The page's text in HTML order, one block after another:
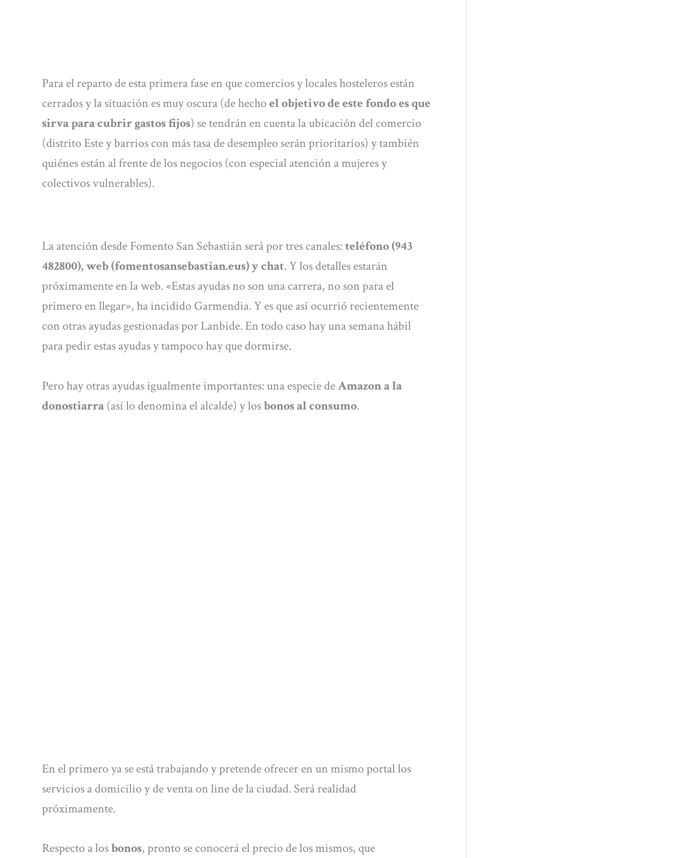
Para el reparto de esta primera fase en que comercios y locales hosteleros están
cerrados y la situación es muy oscura (de hechoel objetivo de este fondo es que
sirva para cubrir gastos fijos) se tendrán en cuenta la ubicación del comercio
(distrito Este y barrios con más tasa de desempleo serán prioritarios) y también
quiénes están al frente de los negocios (con especial atención a mujeres y
colectivos vulnerables).
La atención desde Fomento San Sebastián será por tres canales:teléfono (943
482800), web (fomentosansebastian.eus) y chat. Y los detalles estarán
próximamente en la web. «Estas ayudas no son una carrera, no son para el
primero en llegar», ha incidido Garmendia. Y es que así ocurrió recientemente
con otras ayudas gestionadas por Lanbide. En todo caso hay una semana hábil
para pedir estas ayudas y tampoco hay que dormirse.
Pero hay otras ayudas igualmente importantes: una especie deAmazon a la
donostiarra(así lo denomina el alcalde) y losbonos al consumo.
En el primero ya se está trabajando y pretende ofrecer en un mismo portal los
servicios a domicilio y de venta on line de la ciudad. Será realidad
próximamente.
Respecto a losbonos, pronto se conocerá el precio de los mismos, que